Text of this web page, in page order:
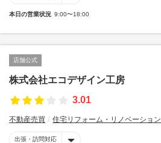
本日の営業状況 9:00〜18:00
店舗公式
株式会社エコデザイン工房
3.01
不動産売買 住宅リフォーム・リノベーション
出張・訪問対応